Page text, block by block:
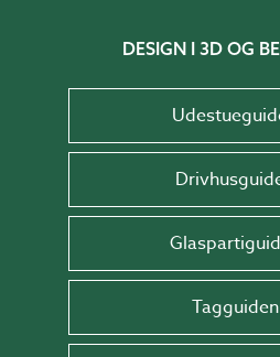
DESIGN I 3D OG
Tagguiden